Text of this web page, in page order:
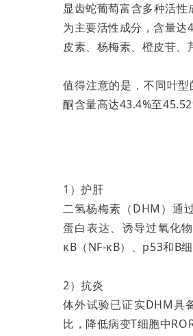
显齿蛇葡萄富含多种活
为主要活性成分，含量
皮素、杨梅素、橙皮苷、
值得注意的是，不同叶
酮含量高达43.4%至
1）护肝
二氢杨梅素（DHM）通
蛋白表达、诱导过氧化
κB（NF-κB）、p53和B
2）抗炎
体外试验已证实DHM具
比，降低病变T细胞中